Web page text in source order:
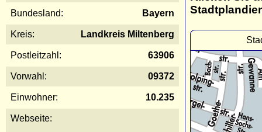
Bundesland: Bayern
Kreis: Landkreis Miltenberg
Postleitzahl: 63906
Vorwahl: 09372
Einwohner: 10.235
Webseite: